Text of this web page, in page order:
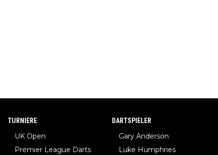
TURNIERE
UK Open
Premier League Darts
DARTSPIELER
Gary Anderson
Luke Humphries